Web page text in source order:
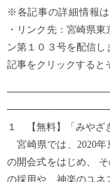
※各記事の詳細情報は
・リンク先：宮崎県
ン第１０３号を配信
記事をクリックすると
１ 【無料】「みやざ
宮崎県では、2020年
の開会式をはじめ、
の採用や、神楽のユネ